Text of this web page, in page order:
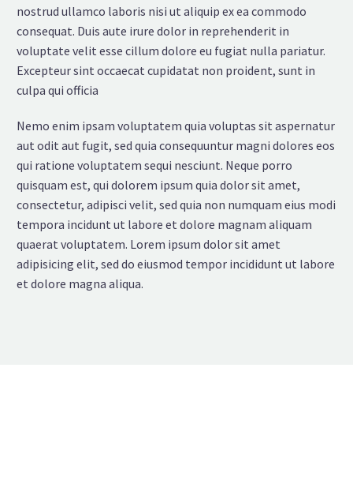
nostrud ullamco laboris nisi ut aliquip ex ea commodo
consequat. Duis aute irure dolor in reprehenderit in
voluptate velit esse cillum dolore eu fugiat nulla pariatur.
Excepteur sint occaecat cupidatat non proident, sunt in
culpa qui officia
Nemo enim ipsam voluptatem quia voluptas sit aspernatur
aut odit aut fugit, sed quia consequuntur magni dolores eos
qui ratione voluptatem sequi nesciunt. Neque porro
quisquam est, qui dolorem ipsum quia dolor sit amet,
consectetur, adipisci velit, sed quia non numquam eius modi
tempora incidunt ut labore et dolore magnam aliquam
quaerat voluptatem. Lorem ipsum dolor sit amet
adipisicing elit, sed do eiusmod tempor incididunt ut labore
et dolore magna aliqua.